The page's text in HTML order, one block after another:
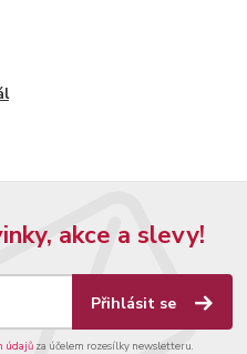
akce a slevy!
Přihlásit se
údajůza účelem rozesílky newsletteru.